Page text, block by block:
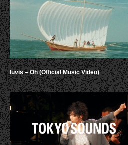
luvis – Oh (Official Music Video)